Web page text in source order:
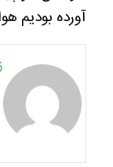
آورده بودیم